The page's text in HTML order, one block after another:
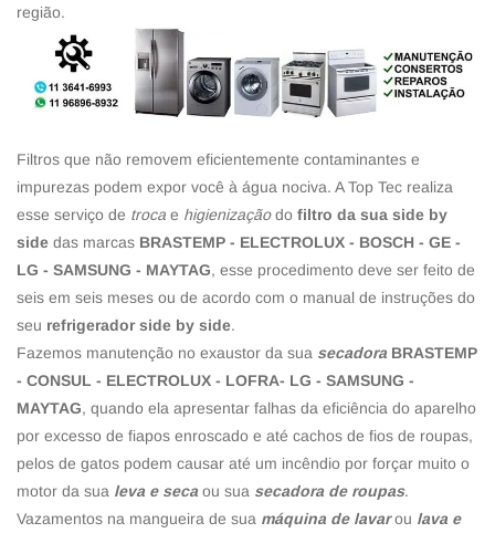
região.
Filtros que não removem eficientemente contaminantes e
impurezas podem expor você à água nociva. A Top Tec realiza
esse serviço de troca e higienizaçãodo filtro da sua side by
side das marcas BRASTEMP - ELECTROLUX - BOSCH - GE -
LG - SAMSUNG - MAYTAG, esse procedimento deve ser feito de
seis em seis meses ou de acordo com o manual de instruções do
seu refrigerador side by side.
Fazemos manutenção no exaustor da sua secadora BRASTEMP
- CONSUL - ELECTROLUX - LOFRA- LG - SAMSUNG -
MAYTAG, quando ela apresentar falhas da eficiência do aparelho
por excesso de fiapos enroscado e até cachos de fios de roupas,
pelos de gatos podem causar até um incêndio por forçar muito o
motor da sua leva e seca ou sua secadora de roupas.
Vazamentos na mangueira de sua máquina de lavarou lava e